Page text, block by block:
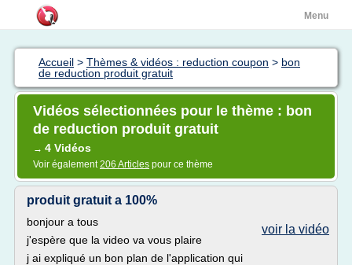
Menu
Accueil > Thèmes & vidéos : reduction coupon > bon
de reduction produit gratuit
Vidéos sélectionnées pour le thème : bon
de reduction produit gratuit
→ 4 Vidéos
Voir également206 Articles pour ce thème
produit gratuit a 100%
voir la vidéo
bonjour a tous
j'espère que la video va vous plaire
j ai expliqué un bon plan de l'application qui